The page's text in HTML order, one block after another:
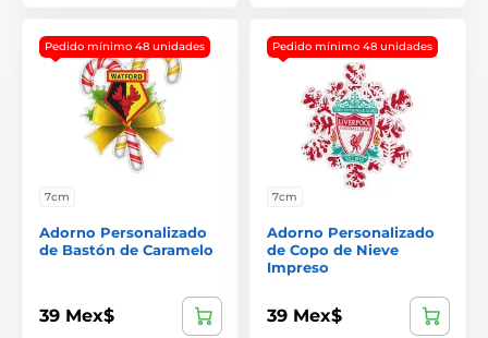
Pedido mínimo 48 unidades
7cm
Adorno Personalizado
de Bastón de Caramelo
39 Mex$
Pedido mínimo 48 unidades
7cm
Adorno Personalizado
de Copo de Nieve
Impreso
39 Mex$